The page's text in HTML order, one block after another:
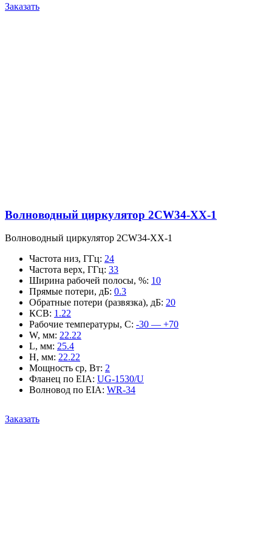
Заказать
Волноводный циркулятор 2CW34-XX-1
Волноводный циркулятор 2CW34-XX-1
Частота низ, ГГц: 24
Частота верх, ГГц: 33
Ширина рабочей полосы, %: 10
Прямые потери, дБ: 0.3
Обратные потери (развязка), дБ: 20
КСВ: 1.22
Рабочие температуры, С: -30 — +70
W, мм: 22.22
L, мм: 25.4
H, мм: 22.22
Мощность ср, Вт: 2
Фланец по EIA: UG-1530/U
Волновод по EIA: WR-34
Заказать